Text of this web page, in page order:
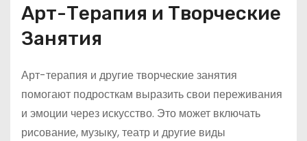
Арт-Терапия и Творческие
Занятия
Арт-терапия и другие творческие занятия
помогают подросткам выразить свои переживания
и эмоции через искусство. Это может включать
рисование, музыку, театр и другие виды